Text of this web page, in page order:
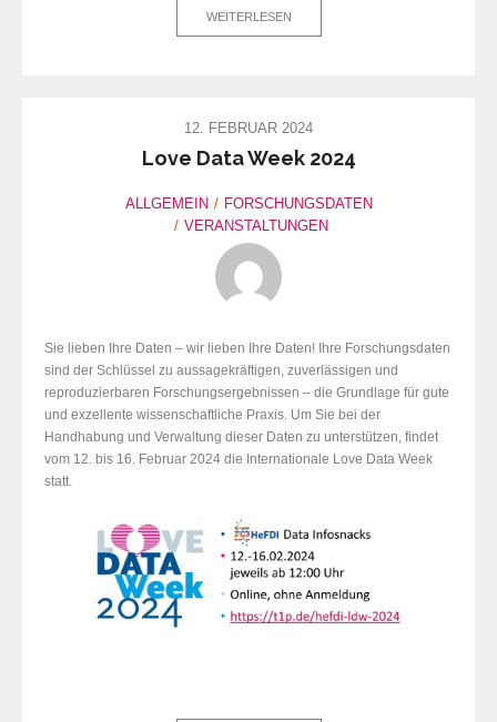
WEITERLESEN
12. FEBRUAR 2024
Love Data Week 2024
ALLGEMEIN
FORSCHUNGSDATEN
VERANSTALTUNGEN
Sie lieben Ihre Daten – wir lieben Ihre Daten! Ihre Forschungsdaten
sind der Schlüssel zu aussagekräftigen, zuverlässigen und
reproduzierbaren Forschungsergebnissen – die Grundlage für gute
und exzellente wissenschaftliche Praxis. Um Sie bei der
Handhabung und Verwaltung dieser Daten zu unterstützen, findet
vom 12. bis 16. Februar 2024 die Internationale Love Data Week
statt.